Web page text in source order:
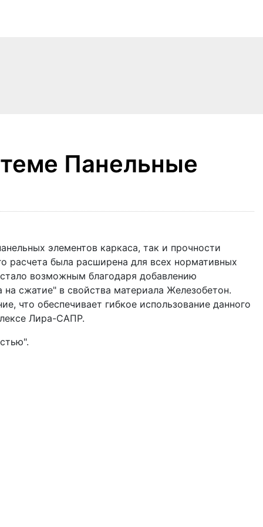
Панельные
элементов каркаса, так и прочности
расчета была расширена для всех нормативных
возможным благодаря добавлению
сжатие" в свойства материала Железобетон.
что обеспечивает гибкое использование данного
Лира-САПР.